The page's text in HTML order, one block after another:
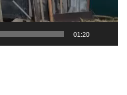
01:20